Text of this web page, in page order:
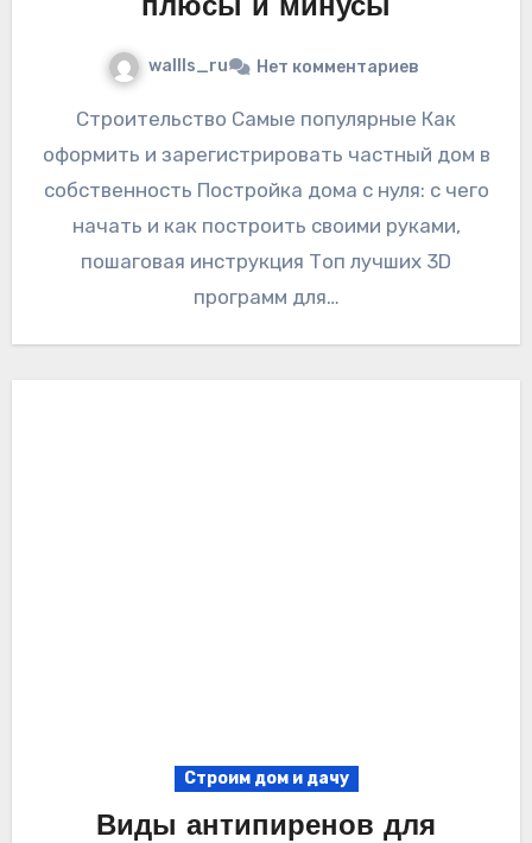
плюсы и минусы
wallls_ru Нет комментариев
Строительство Самые популярные Как
оформить и зарегистрировать частный дом в
собственность Постройка дома с нуля: с чего
начать и как построить своими руками,
пошаговая инструкция Топ лучших 3D
программ для…
Строим дом и дачу
Виды антипиренов для